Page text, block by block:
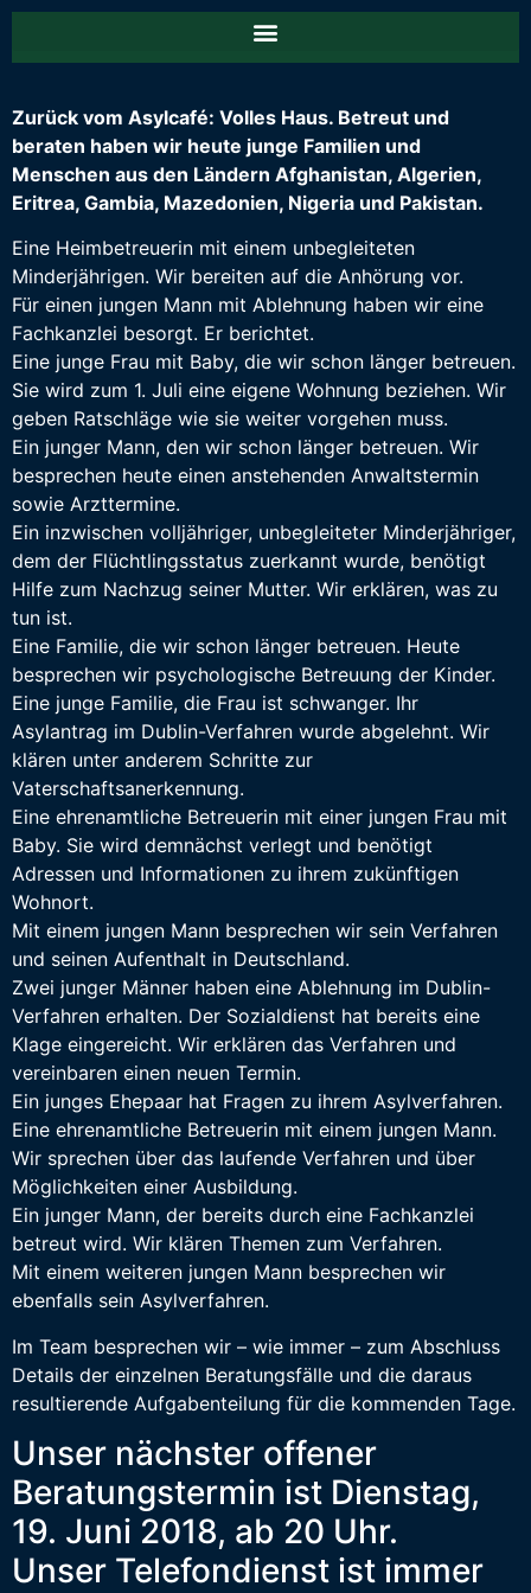
Zurück vom Asylcafé: Volles Haus. Betreut und
beraten haben wir heute junge Familien und
Menschen aus den Ländern Afghanistan, Algerien,
Eritrea, Gambia, Mazedonien, Nigeria und Pakistan.
Eine Heimbetreuerin mit einem unbegleiteten
Minderjährigen. Wir bereiten auf die Anhörung vor.
Für einen jungen Mann mit Ablehnung haben wir eine
Fachkanzlei besorgt. Er berichtet.
Eine junge Frau mit Baby, die wir schon länger betreuen.
Sie wird zum 1. Juli eine eigene Wohnung beziehen. Wir
geben Ratschläge wie sie weiter vorgehen muss.
Ein junger Mann, den wir schon länger betreuen. Wir
besprechen heute einen anstehenden Anwaltstermin
sowie Arzttermine.
Ein inzwischen volljähriger, unbegleiteter Minderjähriger,
dem der Flüchtlingsstatus zuerkannt wurde, benötigt
Hilfe zum Nachzug seiner Mutter. Wir erklären, was zu
tun ist.
Eine Familie, die wir schon länger betreuen. Heute
besprechen wir psychologische Betreuung der Kinder.
Eine junge Familie, die Frau ist schwanger. Ihr
Asylantrag im Dublin-Verfahren wurde abgelehnt. Wir
klären unter anderem Schritte zur
Vaterschaftsanerkennung.
Eine ehrenamtliche Betreuerin mit einer jungen Frau mit
Baby. Sie wird demnächst verlegt und benötigt
Adressen und Informationen zu ihrem zukünftigen
Wohnort.
Mit einem jungen Mann besprechen wir sein Verfahren
und seinen Aufenthalt in Deutschland.
Zwei junger Männer haben eine Ablehnung im Dublin-
Verfahren erhalten. Der Sozialdienst hat bereits eine
Klage eingereicht. Wir erklären das Verfahren und
vereinbaren einen neuen Termin.
Ein junges Ehepaar hat Fragen zu ihrem Asylverfahren.
Eine ehrenamtliche Betreuerin mit einem jungen Mann.
Wir sprechen über das laufende Verfahren und über
Möglichkeiten einer Ausbildung.
Ein junger Mann, der bereits durch eine Fachkanzlei
betreut wird. Wir klären Themen zum Verfahren.
Mit einem weiteren jungen Mann besprechen wir
ebenfalls sein Asylverfahren.
Im Team besprechen wir – wie immer – zum Abschluss
Details der einzelnen Beratungsfälle und die daraus
resultierende Aufgabenteilung für die kommenden Tage.
Unser nächster offener
Beratungstermin ist Dienstag,
19. Juni 2018, ab 20 Uhr.
Unser Telefondienst ist immer